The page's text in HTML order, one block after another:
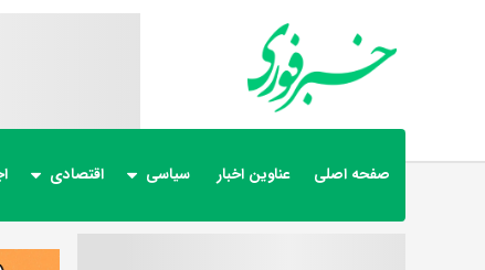
صفحه اصلی عناوین اخبار سیاسی اقتصادی